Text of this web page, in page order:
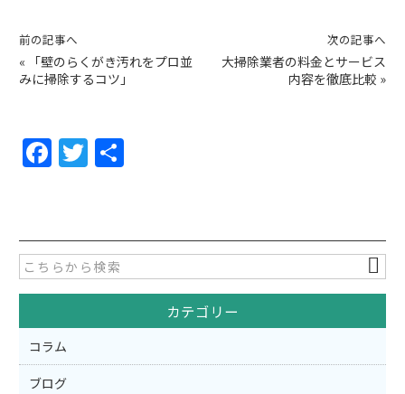
前の記事へ
«
「壁のらくがき汚れをプロ並
みに掃除するコツ」
次の記事へ
大掃除業者の料金とサービス
内容を徹底比較 »
F
a
e
b
o
o
k
T
w
er
カテゴリー
コラム
ブログ